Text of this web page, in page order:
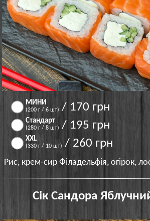
МИНИ
(200 г / 6 шт) / 170 грн
Стандарт
(280 г / 8 шт) / 195 грн
XXL
(330 г / 10 шт) / 260 грн
Рис, крем-сир Філадельфія, огірок,
Сік Сандора